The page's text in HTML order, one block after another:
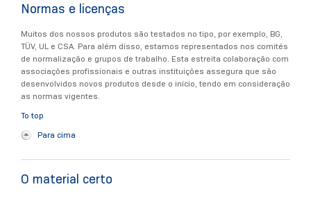
Normas e licenças
Muitos dos nossos produtos são testados no tipo, por exemplo, BG,
TÜV, UL e CSA. Para além disso, estamos representados nos comités
de normalização e grupos de trabalho. Esta estreita colaboração com
associações profissionais e outras instituições assegura que são
desenvolvidos novos produtos desde o início, tendo em consideração
as normas vigentes.
To top
Para cima
O material certo